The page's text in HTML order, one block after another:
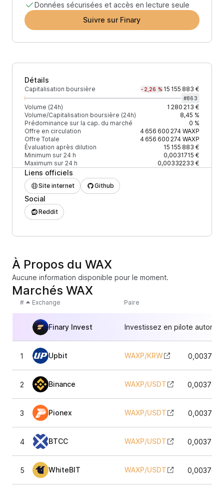
Données sécurisées et accès en lecture seule
Suivre sur Finary
Détails
Capitalisation boursière -2,26 % 15 155 883 €
#863
Volume (24h)
1 280 213 €
Volume/Capitalisation boursière (24h)
8,45 %
Prédominance sur la cap. du marché
0 %
Offre en circulation
4 656 600 274WAXP
Offre Totale
4 656 600 274WAXP
Évaluation après dilution
15 155 883 €
Minimum sur 24 h
0,0031715 €
Maximum sur 24 h
0,00332233 €
Liens officiels
Site internet Github
Social
Reddit
À Propos du WAX
Aucune information disponible pour le moment.
Marchés WAX
# Exchange Paire
Finary Invest Investissez en pilote
1 Upbit WAXP/KRW
2 Binance WAXP/USDT
3 Pionex WAXP/USDT
4 BTCC WAXP/USDT
5 WhiteBIT WAXP/USDT